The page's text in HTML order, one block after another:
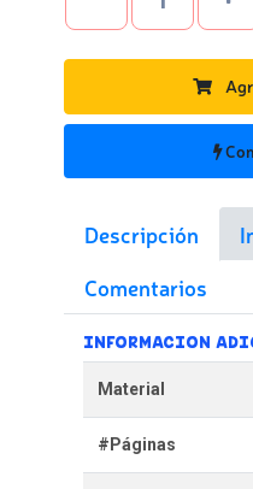
Descripción
Comentarios
INFORMACION
Material
#Páginas